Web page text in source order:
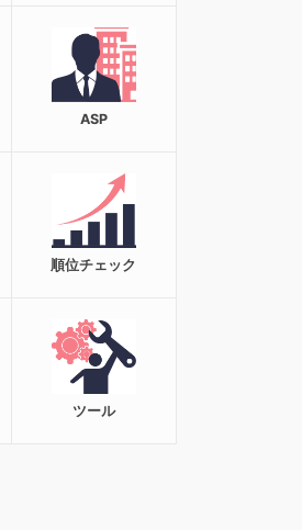
ASP
順位チェック
ツール